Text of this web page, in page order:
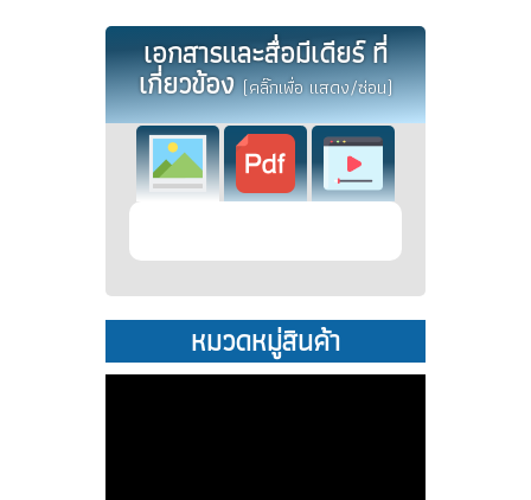
เอกสารและสื่อมีเดียร์ ที่
เกี่ยวข้อง(คลิ๊กเพื่อ แสดง/ซ่อน)
หมวดหมู่สินค้า